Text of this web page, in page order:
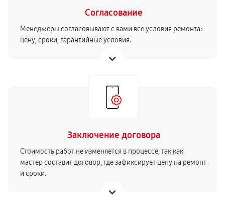
Согласование
Менеджеры согласовывают с вами все условия ремонта:
цену, сроки, гарантийные условия.
Заключение договора
Стоимость работ не изменяется в процессе, так как
мастер составит договор, где зафиксирует цену на ремонт
и сроки.